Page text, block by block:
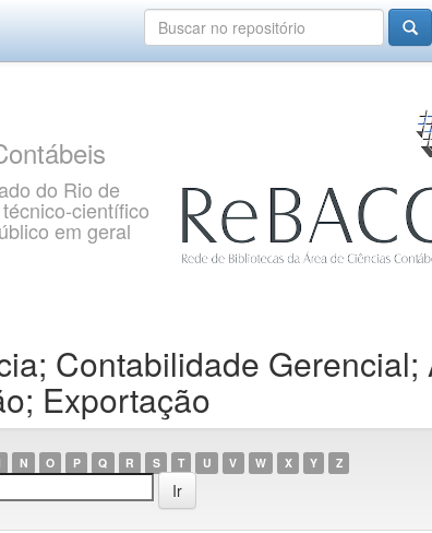
do Rio de
científico
em geral
Contabilidade Gerencial;
Exportação
N O P Q R S T U V W X Y Z